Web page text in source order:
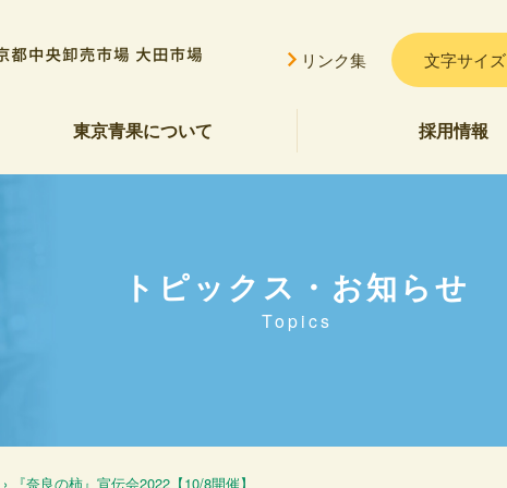
リンク集 文字サイズ
東京青果について
社長挨拶
会社概要
社会貢献
決算公告
各部ご案内
アクセス
反社会的勢力に対する基本方針
採用情報
トピックス・お知らせ
Topics
› 『奈良の柿』宣伝会2022【10/8開催】